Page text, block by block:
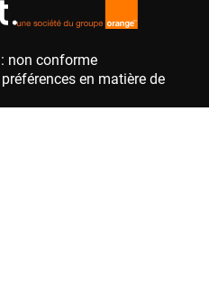
non conforme
en matière de